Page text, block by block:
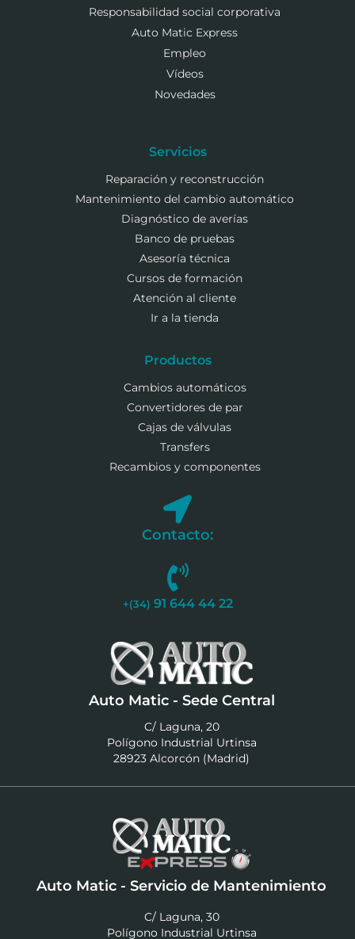
Responsabilidad social corporativa
Auto Matic Express
Empleo
Vídeos
Novedades
Servicios
Reparación y reconstrucción
Mantenimiento del cambio automático
Diagnóstico de averías
Banco de pruebas
Asesoría técnica
Cursos de formación
Atención al cliente
Ir a la tienda
Productos
Cambios automáticos
Convertidores de par
Cajas de válvulas
Transfers
Recambios y componentes
Contacto:
+(34) 91 644 44 22
Auto Matic - Sede Central
C/ Laguna, 20
Polígono Industrial Urtinsa
28923 Alcorcón (Madrid)
Auto Matic - Servicio de Mantenimiento
C/ Laguna, 30
Polígono Industrial Urtinsa